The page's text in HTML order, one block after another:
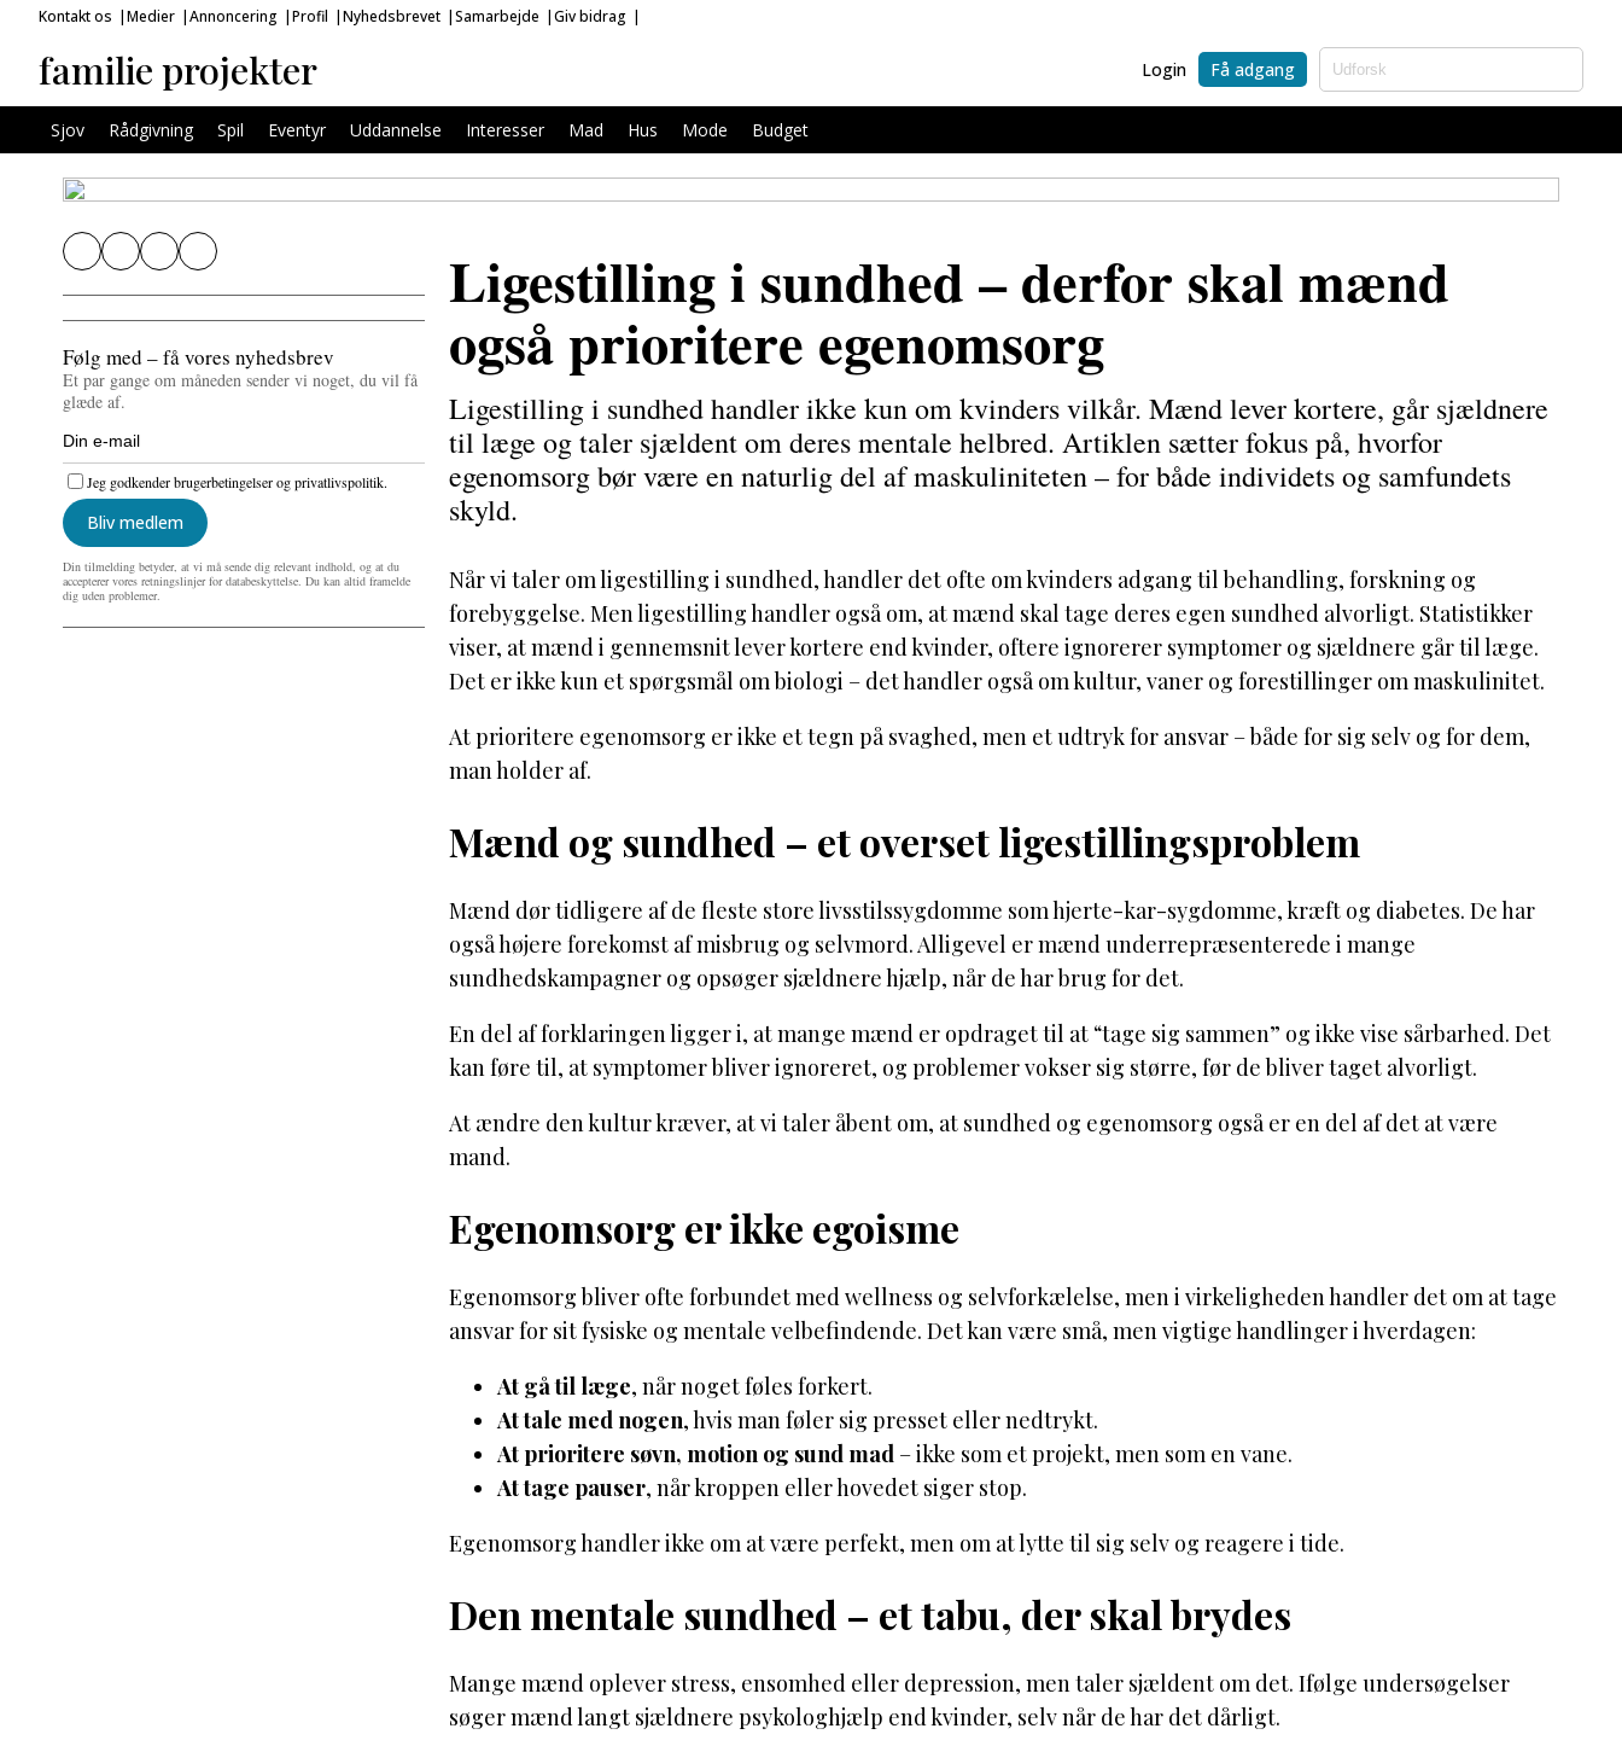
Kontakt os Medier Annoncering Profil Nyhedsbrevet Samarbejde Giv bidrag
familie projekter Login Få adgang
Sjov Rådgivning Spil Eventyr Uddannelse Interesser Mad Hus Mode Budget
Ligestilling i sundhed – derfor skal mænd
også prioritere egenomsorg
Ligestilling i sundhed handler ikke kun om kvinders vilkår. Mænd lever kortere, går sjældnere
til læge og taler sjældent om deres mentale helbred. Artiklen sætter fokus på, hvorfor
egenomsorg bør være en naturlig del af maskuliniteten – for både individets og samfundets
skyld.
Når vi taler om ligestilling i sundhed, handler det ofte om kvinders adgang til behandling, forskning og
forebyggelse. Men ligestilling handler også om, at mænd skal tage deres egen sundhed alvorligt. Statistikker
viser, at mænd i gennemsnit lever kortere end kvinder, oftere ignorerer symptomer og sjældnere går til læge.
Det er ikke kun et spørgsmål om biologi – det handler også om kultur, vaner og forestillinger om maskulinitet.
At prioritere egenomsorg er ikke et tegn på svaghed, men et udtryk for ansvar – både for sig selv og for dem,
man holder af.
Mænd og sundhed – et overset ligestillingsproblem
Mænd dør tidligere af de fleste store livsstilssygdomme som hjerte-kar-sygdomme, kræft og diabetes. De har
også højere forekomst af misbrug og selvmord. Alligevel er mænd underrepræsenterede i mange
sundhedskampagner og opsøger sjældnere hjælp, når de har brug for det.
En del af forklaringen ligger i, at mange mænd er opdraget til at “tage sig sammen” og ikke vise sårbarhed. Det
kan føre til, at symptomer bliver ignoreret, og problemer vokser sig større, før de bliver taget alvorligt.
At ændre den kultur kræver, at vi taler åbent om, at sundhed og egenomsorg også er en del af det at være
mand.
Egenomsorg er ikke egoisme
Egenomsorg bliver ofte forbundet med wellness og selvforkælelse, men i virkeligheden handler det om at tage
ansvar for sit fysiske og mentale velbefindende. Det kan være små, men vigtige handlinger i hverdagen:
At gå til læge, når noget føles forkert.
At tale med nogen, hvis man føler sig presset eller nedtrykt.
At prioritere søvn, motion og sund mad – ikke som et projekt, men som en vane.
At tage pauser, når kroppen eller hovedet siger stop.
Egenomsorg handler ikke om at være perfekt, men om at lytte til sig selv og reagere i tide.
Den mentale sundhed – et tabu, der skal brydes
Mange mænd oplever stress, ensomhed eller depression, men taler sjældent om det. Ifølge undersøgelser
søger mænd langt sjældnere psykologhjælp end kvinder, selv når de har det dårligt.
Følg med – få vores nyhedsbrev
Et par gange om måneden sender vi noget, du vil få
glæde af.
Bliv medlem
Jeg godkender brugerbetingelser og privatlivspolitik.
Din tilmelding betyder, at vi må sende dig relevant indhold, og at du
accepterer vores retningslinjer for databeskyttelse. Du kan altid framelde
dig uden problemer.